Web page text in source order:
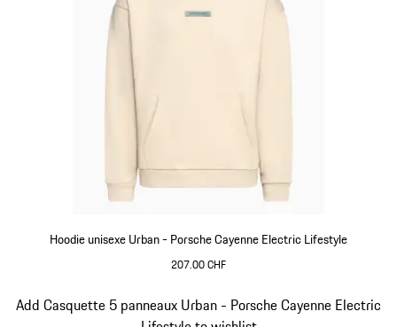
Hoodie unisexe Urban - Porsche Cayenne Electric Lifestyle
207.00 CHF
Add Casquette 5 panneaux Urban - Porsche Cayenne Electric
Diapositive 4 sur 15